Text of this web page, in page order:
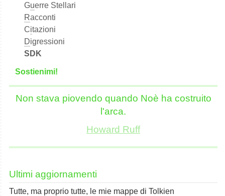
Guerre Stellari
Racconti
Citazioni
Digressioni
SDK
Sostienimi!
Non stava piovendo quando Noè ha costruito
l'arca.
Howard Ruff
Ultimi aggiornamenti
Tutte, ma proprio tutte, le mie mappe di Tolkien